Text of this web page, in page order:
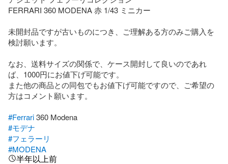
FERRARI 360 MODENA 赤 1/43 ミニカー
未開封品ですが古いものにつき、ご理解ある方のみご購入を
検討願います。
なお、送料サイズの関係で、ケース開封して良いのであれ
ば、1000円にお値下げ可能です。
また他の商品との同包でもお値下げ可能ですので、ご希望の
方はコメント願います。
#Ferrari
#モデナ
#フェラーリ
#MODENA
半年以上前